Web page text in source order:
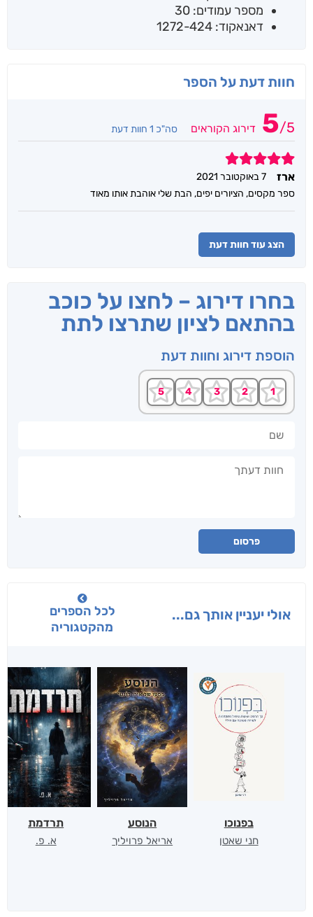
מספר עמודים: 30
דאנאקוד: 1272-424
חוות דעת על הספר
5/5 דירוג הקוראים סה"כ 1 חוות דעת
5
ארז
7 באוקטובר 2021
ספר מקסים, הציורים יפים, הבת שלי אוהבת אותו מאוד
הצג עוד חוות דעת
בחרו דירוג – לחצו על כוכב
בהתאם לציון שתרצו לתת
הוספת דירוג וחוות דעת
פרסום
אולי יעניין אותך גם...
לכל הספרים
מהקטגוריה
בפנוכו
חני שאטן
הנוסע
אריאל פרויליך
תרדמת
א. פ.